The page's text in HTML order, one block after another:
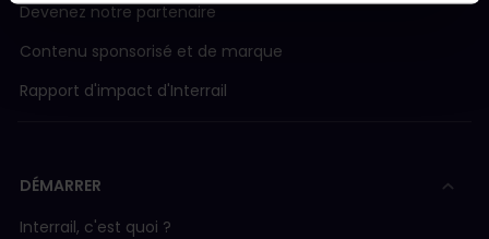
Devenez notre partenaire
Contenu sponsorisé et de marque
Rapport d'impact d'Interrail
DÉMARRER
Interrail, c'est quoi ?